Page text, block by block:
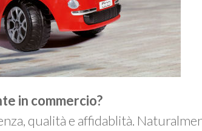
in commercio?
qualità e affidablità.